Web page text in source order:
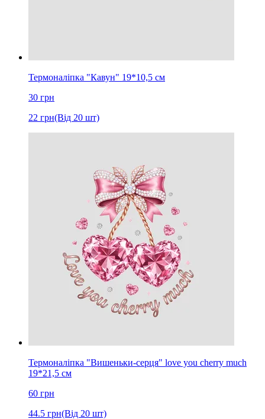
Термоналіпка "Кавун" 19*10,5 см
30 грн
22 грн(Від 20 шт)
Термоналіпка "Вишеньки-серця" love you cherry much
19*21,5 см
60 грн
44.5 грн(Від 20 шт)